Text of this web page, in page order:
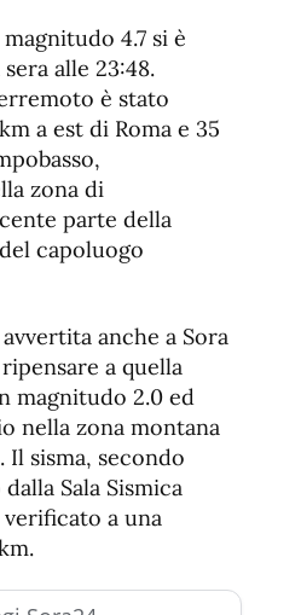
de
fuente
de
fuente.
4.7 si è
alle 23:48.
è stato
a est di Roma e 35
zona di
parte della
capoluogo
avvertita anche a Sora
a quella
magnitudo 2.0 ed
nella zona montana
Il sisma, secondo
Sala Sismica
verificato a una